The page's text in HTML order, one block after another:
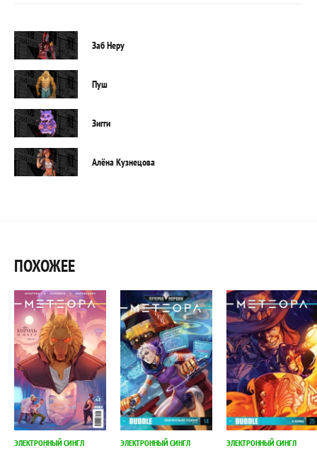
Заб Неру
Пуш
Зигги
Алёна Кузнецова
ПОХОЖЕЕ
ЭЛЕКТРОННЫЙ СИНГЛ ЭЛЕКТРОННЫЙ СИНГЛ ЭЛЕКТРОННЫЙ СИНГЛ